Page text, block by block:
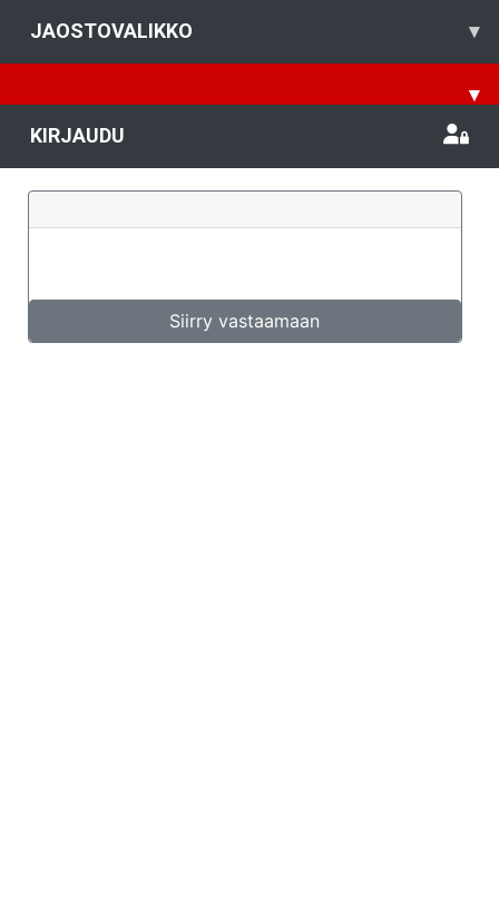
JAOSTOVALIKKO ▾
▾
KIRJAUDU